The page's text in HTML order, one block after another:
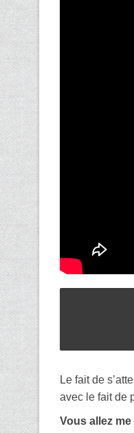
Le fait de
avec le fait de
Vous allez